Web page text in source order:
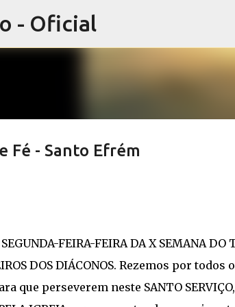
- Oficial
Fé - Santo Efrém
FEIRA-FEIRA DA X SEMANA DO
DOS DIÁCONOS. Rezemos por todos
que perseverem neste SANTO